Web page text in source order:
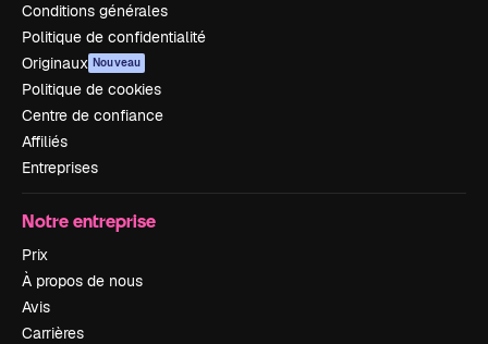
Conditions générales
Politique de confidentialité
Originaux Nouveau
Politique de cookies
Centre de confiance
Affiliés
Entreprises
Notre entreprise
Prix
À propos de nous
Avis
Carrières